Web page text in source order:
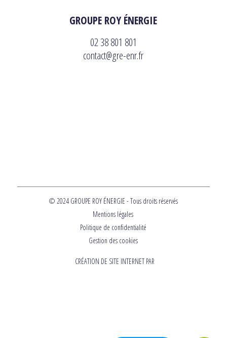
GROUPE ROY ÉNERGIE
02 38 801 801
contact@gre-enr.fr
© 2024 GROUPE ROY ÉNERGIE - Tous droits réservés
Mentions légales
Politique de confidentialité
Gestion des cookies
CRÉATION DE SITE INTERNET PAR